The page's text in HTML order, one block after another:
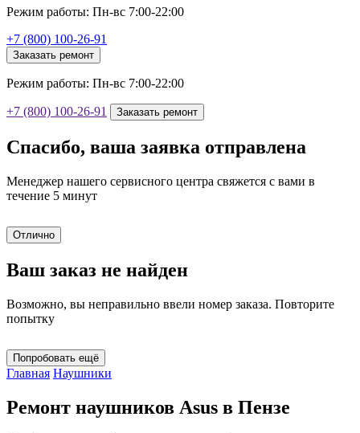
Режим работы: Пн-вс 7:00-22:00
+7 (800) 100-26-91
Заказать ремонт
Режим работы: Пн-вс 7:00-22:00
+7 (800) 100-26-91 Заказать ремонт
Спасибо, ваша заявка отправлена
Менеджер нашего сервисного центра свяжется с вами в
течение 5 минут
Отлично
Ваш заказ не найден
Возможно, вы неправильно ввели номер заказа. Повторите
попытку
Попробовать ещё
Главная Наушники
Ремонт наушников Asus в Пензе